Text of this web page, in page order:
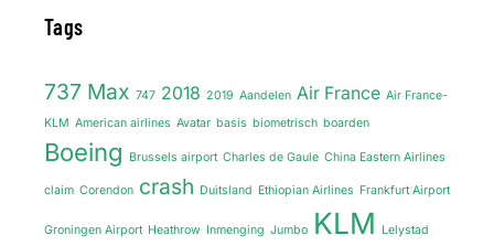
Tags
737 Max 747 2018 2019 Aandelen Air France Air France-
KLM American airlines Avatar basis biometrisch boarden
Boeing Brussels airport Charles de Gaule China Eastern Airlines
claim Corendon crash Duitsland Ethiopian Airlines Frankfurt Airport
Groningen Airport Heathrow Inmenging Jumbo KLM Lelystad